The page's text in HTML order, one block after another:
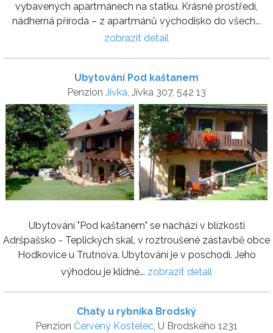
vybavených apartmánech na statku. Krásné prostředí,
nádherná příroda – z apartmánů východisko do všech...
zobrazit detail
Ubytování Pod kaštanem
Penzion Jívka, Jívka 307, 542 13
Ubytování "Pod kaštanem" se nachází v blízkosti
Adršpašsko - Teplických skal, v roztroušené zástavbě obce
Hodkovice u Trutnova. Ubytování je v poschodí. Jeho
výhodou je klidné... zobrazit detail
Chaty u rybníka Brodský
Penzion Červený Kostelec, U Brodského 1231